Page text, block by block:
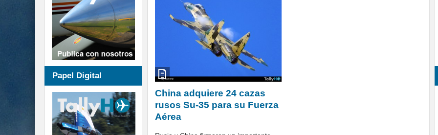
China adquiere 24 cazas
rusos Su-35 para su Fuerza
Aérea
Papel Digital